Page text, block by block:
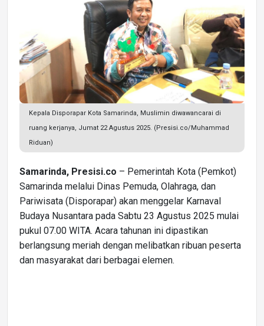
Kepala Disporapar Kota Samarinda, Muslimin diwawancarai di
ruang kerjanya, Jumat 22 Agustus 2025. (Presisi.co/Muhammad
Riduan)
Samarinda, Presisi.co – Pemerintah Kota (Pemkot)
Samarinda melalui Dinas Pemuda, Olahraga, dan
Pariwisata (Disporapar) akan menggelar Karnaval
Budaya Nusantara pada Sabtu 23 Agustus 2025 mulai
pukul 07.00 WITA. Acara tahunan ini dipastikan
berlangsung meriah dengan melibatkan ribuan peserta
dan masyarakat dari berbagai elemen.